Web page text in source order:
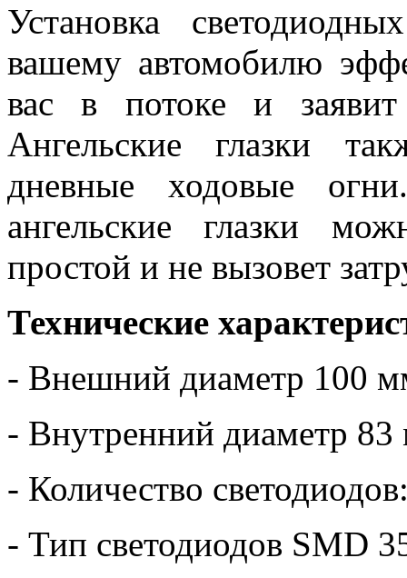
Установка
вашему автомобилю
вас в потоке и
Ангельские глазки
дневные ходовые
ангельские глазки
простой и не вызовет
Технические
- Внешний диаметр 100
- Внутренний диаметр
- Количество
- Тип светодиодов SMD